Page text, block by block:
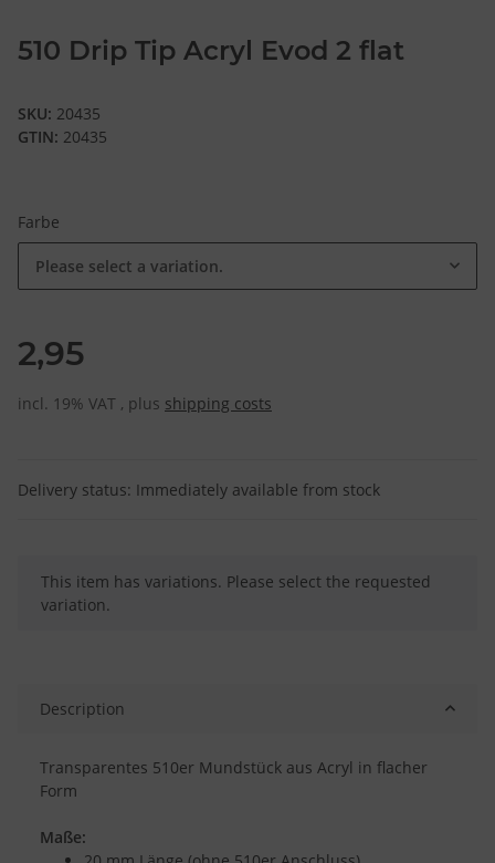
510 Drip Tip Acryl Evod 2 flat
SKU: 20435
GTIN: 20435
Farbe
Please select a variation.
2,95
incl. 19% VAT , plus shipping costs
Delivery status: Immediately available from stock
x
This item has variations. Please select the requested
variation.
Description
Transparentes 510er Mundstück aus Acryl in flacher
Form
Maße: